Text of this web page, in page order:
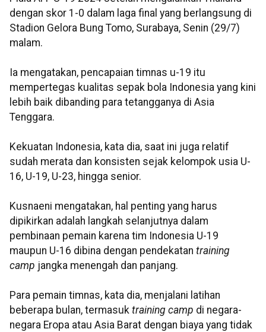
dengan skor 1-0 dalam laga final yang berlangsung di
Stadion Gelora Bung Tomo, Surabaya, Senin (29/7)
malam.
Ia mengatakan, pencapaian timnas u-19 itu
mempertegas kualitas sepak bola Indonesia yang kini
lebih baik dibanding para tetangganya di Asia
Tenggara.
Kekuatan Indonesia, kata dia, saat ini juga relatif
sudah merata dan konsisten sejak kelompok usia U-
16, U-19, U-23, hingga senior.
Kusnaeni mengatakan, hal penting yang harus
dipikirkan adalah langkah selanjutnya dalam
pembinaan pemain karena tim Indonesia U-19
maupun U-16 dibina dengan pendekatan training
camp jangka menengah dan panjang.
Para pemain timnas, kata dia, menjalani latihan
beberapa bulan, termasuk training camp di negara-
negara Eropa atau Asia Barat dengan biaya yang tidak